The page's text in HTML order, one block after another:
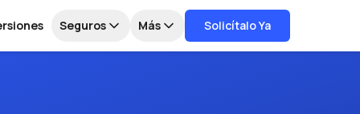
Seguros Más Solicítalo Ya